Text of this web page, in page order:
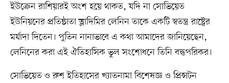
ইউক্রেন রাশিয়ারই অংশ হয়ে থাকত, যদি না সোভিয়েত
ইউনিয়নের প্রতিষ্ঠাতা ভ্লাদিমির লেনিন তাকে একটি স্বতন্ত্র রাষ্ট্রের
মর্যাদা দিতেন। পুতিন নানাভাবে এ কথা আমাদের জানিয়েছেন,
লেনিনের করা এই ঐতিহাসিক ভুল সংশোধনে তিনি বদ্ধপরিকর।
সোভিয়েত ও রুশ ইতিহাসের খ্যাতনামা বিশেষজ্ঞ ও প্রিন্সটন